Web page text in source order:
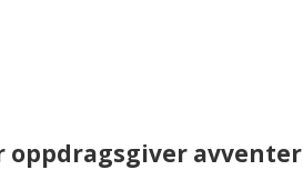
oppdragsgiver avventer